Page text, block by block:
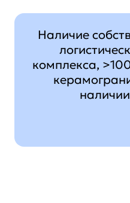
Наличие
комплекса,
наличии